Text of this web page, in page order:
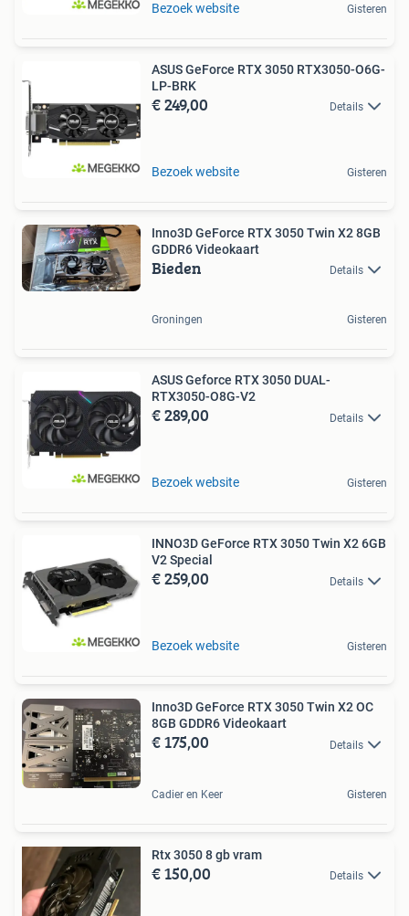
Bezoek website Gisteren
ASUS GeForce RTX 3050 RTX3050-O6G-
LP-BRK
€ 249,00 Details
Bezoek website Gisteren
Inno3D GeForce RTX 3050 Twin X2 8GB
GDDR6 Videokaart
Bieden Details
Groningen Gisteren
ASUS Geforce RTX 3050 DUAL-
RTX3050-O8G-V2
€ 289,00 Details
Bezoek website Gisteren
INNO3D GeForce RTX 3050 Twin X2 6GB
V2 Special
€ 259,00 Details
Bezoek website Gisteren
Inno3D GeForce RTX 3050 Twin X2 OC
8GB GDDR6 Videokaart
€ 175,00 Details
Cadier en Keer Gisteren
Rtx 3050 8 gb vram
€ 150,00 Details